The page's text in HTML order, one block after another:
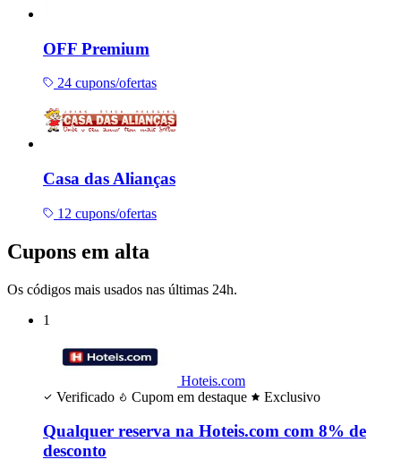
OFF Premium
24 cupons/ofertas
Casa das Alianças
12 cupons/ofertas
Cupons em alta
Os códigos mais usados nas últimas 24h.
1
Hoteis.com
Verificado
Cupom em destaque Exclusivo
Qualquer reserva na Hoteis.com com 8% de
desconto